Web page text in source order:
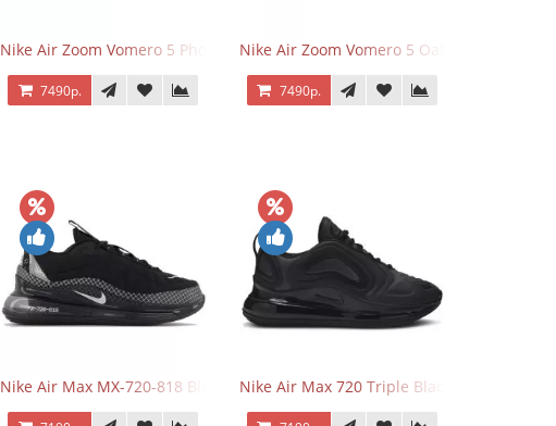
Nike Air Zoom Vomero 5 Photon Dust Pink Foam
7490р.
Nike Air Zoom Vomero 5 Oatmeal
7490р.
Nike Air Max MX-720-818 Black Nike Air Max 720 Triple Black